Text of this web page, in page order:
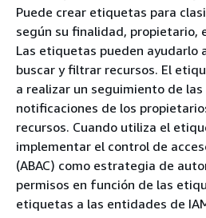
Puede crear etiquetas para
según su finalidad, propietario,
Las etiquetas pueden ayudarlo
buscar y filtrar recursos. El
a realizar un seguimiento de las
notificaciones de los
recursos. Cuando utiliza el
implementar el control de
(ABAC) como estrategia de
permisos en función de las
etiquetas a las entidades de